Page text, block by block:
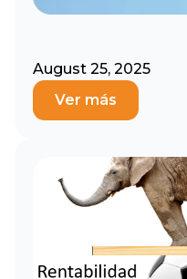
August 25, 2025
Ver más